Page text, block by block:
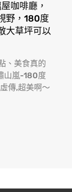
咖啡廳，
野，180度
大草坪可以
、美食真的
山嵐-180度
傳,超美啊〜